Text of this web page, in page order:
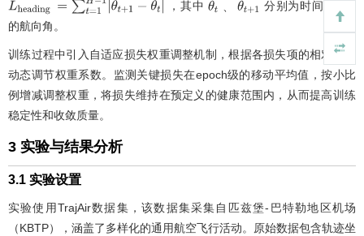
Lheading=∑t=1H− |θt+1 −θ t| ，其中θt 、 t+1 分别为时间
的航向角。
训练过程中引入自适应损失权重调整机制，根据各损失项的相对大小
动态调节权重系数。监测关键损失在epoch级的移动平均值，按小比
例增减调整权重，将损失维持在预定义的健康范围内，从而提高训练
稳定性和收敛质量。
3 实验与结果分析
3.1 实验设置
实验使用TrajAir数据集，该数据集采集自匹兹堡-巴特勒地区机场
（KBTP），涵盖了多样化的通用航空飞行活动。原始数据包含轨迹坐